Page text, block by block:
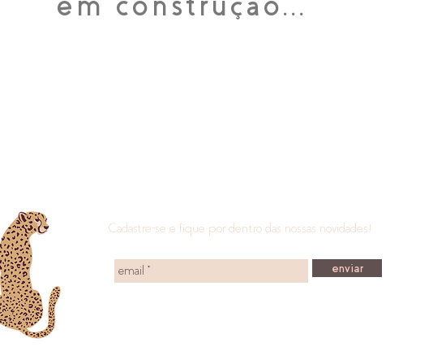
Cadastre-se e fique por dentro das nossas novidades!
enviar